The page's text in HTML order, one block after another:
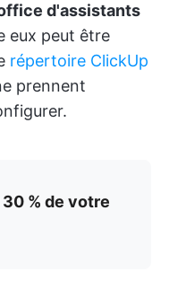
d'assistants
eux peut être
répertoire ClickUp
prennent
% de votre